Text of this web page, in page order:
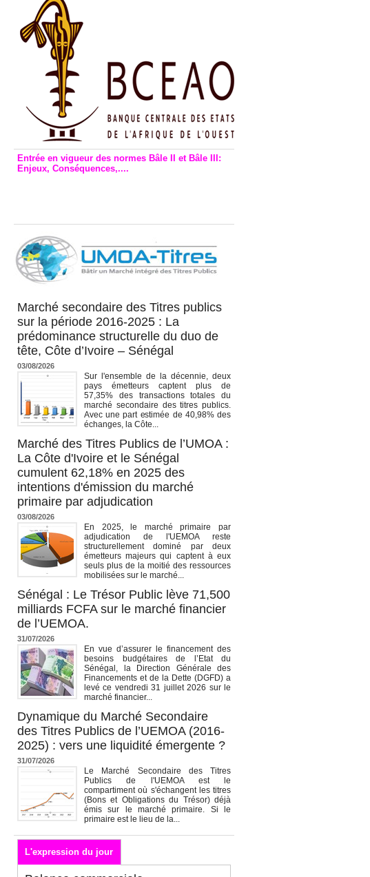
Entrée en vigueur des normes Bâle II et Bâle III:
Enjeux, Conséquences,....
Marché secondaire des Titres publics
sur la période 2016-2025 : La
prédominance structurelle du duo de
tête, Côte d’Ivoire – Sénégal
03/08/2026
Sur l'ensemble de la décennie, deux
pays émetteurs captent plus de
57,35% des transactions totales du
marché secondaire des titres publics.
Avec une part estimée de 40,98% des
échanges, la Côte...
Marché des Titres Publics de l’UMOA :
La Côte d'Ivoire et le Sénégal
cumulent 62,18% en 2025 des
intentions d'émission du marché
primaire par adjudication
03/08/2026
En 2025, le marché primaire par
adjudication de l'UEMOA reste
structurellement dominé par deux
émetteurs majeurs qui captent à eux
seuls plus de la moitié des ressources
mobilisées sur le marché...
Sénégal : Le Trésor Public lève 71,500
milliards FCFA sur le marché financier
de l’UEMOA.
31/07/2026
En vue d’assurer le financement des
besoins budgétaires de l’Etat du
Sénégal, la Direction Générale des
Financements et de la Dette (DGFD) a
levé ce vendredi 31 juillet 2026 sur le
marché financier...
Dynamique du Marché Secondaire
des Titres Publics de l’UEMOA (2016-
2025) : vers une liquidité émergente ?
31/07/2026
Le Marché Secondaire des Titres
Publics de l'UEMOA est le
compartiment où s'échangent les titres
(Bons et Obligations du Trésor) déjà
émis sur le marché primaire. Si le
primaire est le lieu de la...
L'expression du jour